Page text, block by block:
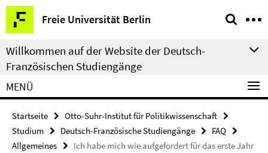
Springe
direkt
zu
Inhalt
Freie Universität Berlin
Service-
Navigation
Willkommen auf der Website der Deutsch-
Französischen Studiengänge
MENÜ
Startseite
Otto-Suhr-Institut für Politikwissenschaft
Studium
Deutsch-Französische Studiengänge
FAQ
Allgemeines
Ich habe mich wie aufgefordert für das erste Jahr